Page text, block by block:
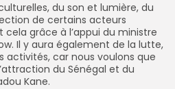
du son et lumière, du
de certains acteurs
grâce à l’appui du ministre
Il y aura également de la lutte,
activités, car nous voulons que
du Sénégal et du
Kane.